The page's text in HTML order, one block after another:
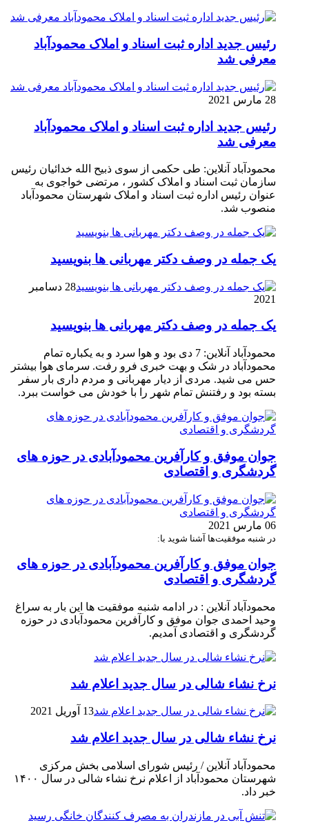
رئیس جدید اداره ثبت اسناد و املاک محمودآباد
معرفی شد
28 مارس 2021
رئیس جدید اداره ثبت اسناد و املاک محمودآباد
معرفی شد
محمودآباد آنلاین: طی حکمی از سوی ذبیح الله خدائیان رئیس
سازمان ثبت اسناد و املاک کشور ، مرتضی خواجوی به
عنوان رئیس اداره ثبت اسناد و املاک شهرستان محمودآباد
منصوب شد.
یک جمله در وصف دکتر مهربانی ها بنویسید
28 دسامبر
2021
یک جمله در وصف دکتر مهربانی ها بنویسید
محمودآباد آنلاین: 7 دی بود و هوا سرد و به یکباره تمام
محمودآباد در شک و بهت خبری فرو رفت. سرمای هوا بیشتر
حس می شید. مردی از دیار مهربانی و مردم داری بار سفر
بسته بود و رفتنش تمام شهر را با خودش می خواست ببرد.
جوان موفق و کارآفرین محمودآبادی در حوزه های
گردشگری و اقتصادی
06 مارس 2021
در شنبه موفقیت‌ها آشنا شوید با:
جوان موفق و کارآفرین محمودآبادی در حوزه های
گردشگری و اقتصادی
محمودآباد آنلاین : در ادامه شنبه موفقیت ها این بار به سراغ
وحید احمدی جوان موفق و کارآفرین محمودآبادی در حوزه
گردشگری و اقتصادی آمدیم.
نرخ نشاء شالی در سال جدید اعلام شد
13 آوریل 2021
نرخ نشاء شالی در سال جدید اعلام شد
محمودآباد آنلاین / رئیس شورای اسلامی بخش مرکزی
شهرستان محمودآباد از اعلام نرخ نشاء شالی در سال ۱۴۰۰
خبر داد.